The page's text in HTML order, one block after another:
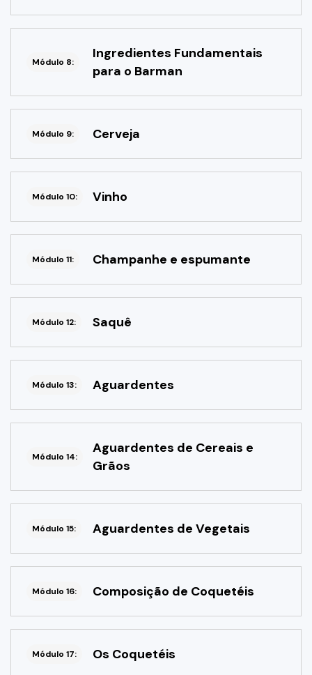
Módulo 8:
Ingredientes Fundamentais
para o Barman
Módulo 9: Cerveja
Módulo 10: Vinho
Módulo 11: Champanhe e espumante
Módulo 12: Saquê
Módulo 13: Aguardentes
Módulo 14:
Aguardentes de Cereais e
Grãos
Módulo 15: Aguardentes de Vegetais
Módulo 16: Composição de Coquetéis
Módulo 17: Os Coquetéis